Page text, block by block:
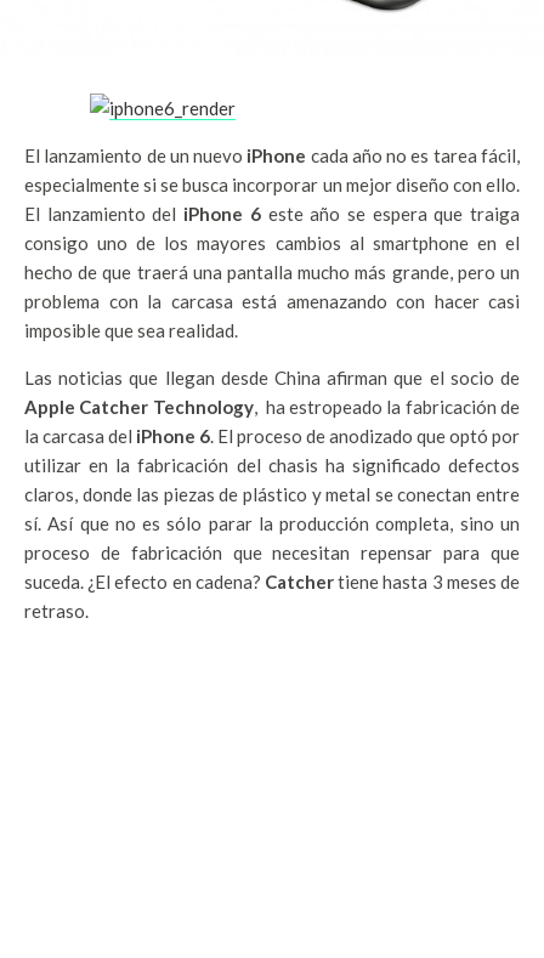
El lanzamiento de un nuevo iPhone cada año no es tarea fácil,
especialmente si se busca incorporar un mejor diseño con ello.
El lanzamiento del iPhone 6 este año se espera que traiga
consigo uno de los mayores cambios al smartphone en el
hecho de que traerá una pantalla mucho más grande, pero un
problema con la carcasa está amenazando con hacer casi
imposible que sea realidad.
Las noticias que llegan desde China afirman que el socio de
Apple Catcher Technology, ha estropeado la fabricación de
la carcasa del iPhone 6 . El proceso de anodizado que optó por
utilizar en la fabricación del chasis ha significado defectos
claros, donde las piezas de plástico y metal se conectan entre
sí. Así que no es sólo parar la producción completa, sino un
proceso de fabricación que necesitan repensar para que
suceda. ¿El efecto en cadena? Catchertiene hasta 3 meses de
retraso.